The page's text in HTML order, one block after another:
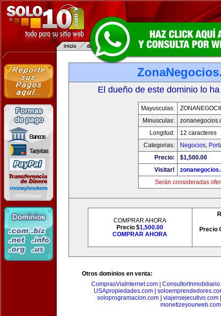
El dueño de este dominio lo
Mayusculas:
Minusculas:
Longitud:
12 caracteres
Categorias:
Negocios,
Precio:
$1,500.00
Visitar!
Serán consideradas
COMPRAR AHORA
Precio $1,500.00
COMPRAR AHORA
Precio
Otros dominios en venta:
ComprasViaInternet.com
USApropiedades.com
soloprogramacion.com
viajeroejecutivo.com
monetizeyourweb.com